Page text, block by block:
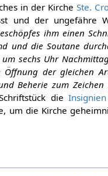
in der KircheSte.
und der ungefähre
ihm einen
und die Soutane
sechs Uhr
der gleichen
Beherie zum
dieInsignien
um die Kirche